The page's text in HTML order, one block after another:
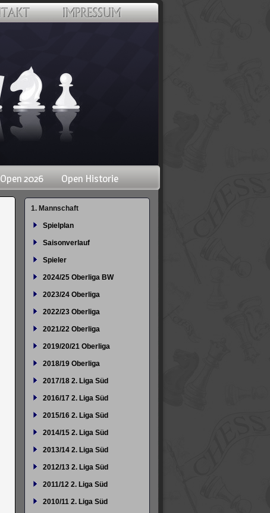
Open 2026 Open Historie
Navigation
1. Mannschaft
Spielplan
Saisonverlauf
Spieler
2024/25 Oberliga BW
2023/24 Oberliga
2022/23 Oberliga
2021/22 Oberliga
2019/20/21 Oberliga
2018/19 Oberliga
2017/18 2. Liga Süd
2016/17 2. Liga Süd
2015/16 2. Liga Süd
2014/15 2. Liga Süd
2013/14 2. Liga Süd
2012/13 2. Liga Süd
2011/12 2. Liga Süd
2010/11 2. Liga Süd